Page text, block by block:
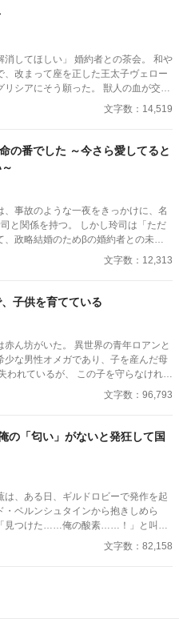
い令息が集まり、推し活状態に。 一
妬で胃を痛める日々。 ラキへの恋心を
婚約者との茶会。 和や
、改まって座を正した王太子ヴェロー
う願った。 獣人の血が交じ
の存在の大きさは誰しも理解してい
なのだが、ヴェロージオの心に沸き上
。
文字数：14,519
の番でした ～今さら愛してると
。 しかし玲司は「ただ
、政略結婚のためβの婚約者との未来
。 もう二度と傷つきた
の後悔と執着が加
ースBL。
文字数：12,313
子供を育てている
ん坊がいた。 異世界の青年ロアンと
少な男性オメガであり、子を産んだ母
きりと残っている。 街の人々に
で生計を立てながら、 ロアンと息子
づいていた。 再会は望まない。 今は
ら逃げたオメガ
文字数：96,793
の「匂い」がないと発狂して国
は、ある日、ギルドロビーで発作を起
・ベルンシュタインから抱きしめら
見つけた……俺の酸素……！」と叫
務職
文字数：82,158